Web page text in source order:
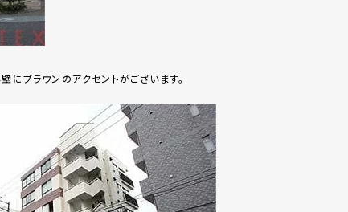
ブラウンのアクセントがございます。